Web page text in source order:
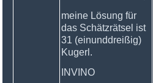
meine Lösung für
das Schätzrätsel ist
31 (einunddreißig)
Kugerl.
INVINO